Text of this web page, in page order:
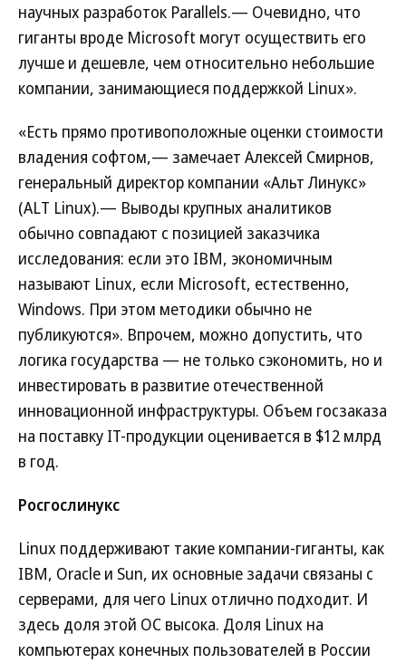
научных разработок Parallels.— Очевидно, что
гиганты вроде Microsoft могут осуществить его
лучше и дешевле, чем относительно небольшие
компании, занимающиеся поддержкой Linux».
«Есть прямо противоположные оценки стоимости
владения софтом,— замечает Алексей Смирнов,
генеральный директор компании «Альт Линукс»
(ALT Linux).— Выводы крупных аналитиков
обычно совпадают с позицией заказчика
исследования: если это IBM, экономичным
называют Linux, если Microsoft, естественно,
Windows. При этом методики обычно не
публикуются». Впрочем, можно допустить, что
логика государства — не только сэкономить, но и
инвестировать в развитие отечественной
инновационной инфраструктуры. Объем госзаказа
на поставку IT-продукции оценивается в $12 млрд
в год.
Росгослинукс
Linux поддерживают такие компании-гиганты, как
IBM, Oracle и Sun, их основные задачи связаны с
серверами, для чего Linux отлично подходит. И
здесь доля этой ОС высока. Доля Linux на
компьютерах конечных пользователей в России